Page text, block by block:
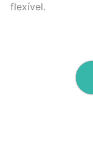
flexível.